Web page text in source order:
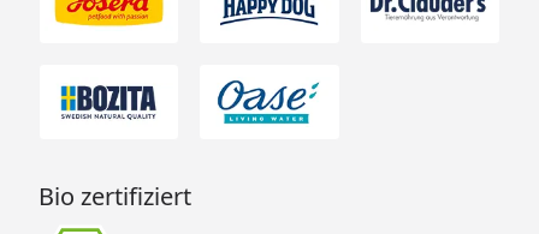
Bio zertifiziert